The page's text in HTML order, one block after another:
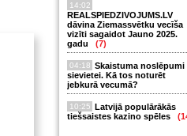
14:02
REALSPIEDZIVOJUMS.LV
dāvina Ziemassvētku vecīša
vizīti sagaidot Jauno 2025.
gadu
(7)
04:18 Skaistuma noslēpumi
sievietei. Kā tos noturēt
jebkurā vecumā?
10:25 Latvijā populārākās
tiešsaistes kazino spēles